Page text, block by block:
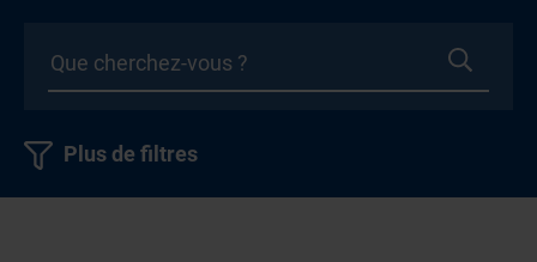
Plus de filtres